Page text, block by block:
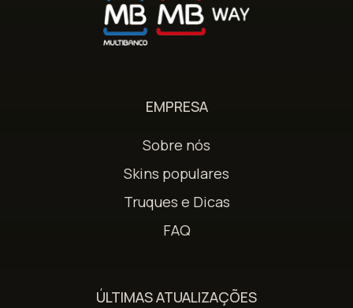
EMPRESA
Sobre nós
Skins populares
Truques e Dicas
FAQ
ÚLTIMAS ATUALIZAÇÕES